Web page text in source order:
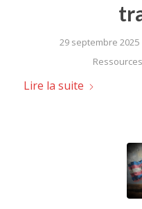
29 septembre 2025
Ressources
Lire la suite